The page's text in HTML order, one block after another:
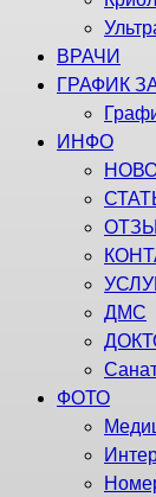
ВРАЧИ
ГРАФИК
ИНФО
ДМС
ФОТО